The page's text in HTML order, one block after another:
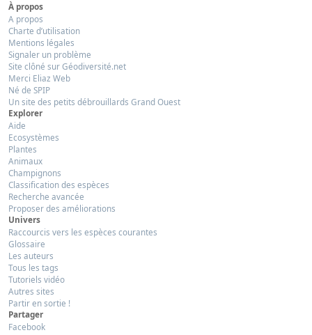
À propos
A propos
Charte d’utilisation
Mentions légales
Signaler un problème
Site clôné sur Géodiversité.net
Merci Eliaz Web
Né de SPIP
Un site des petits débrouillards Grand Ouest
Explorer
Aide
Ecosystèmes
Plantes
Animaux
Champignons
Classification des espèces
Recherche avancée
Proposer des améliorations
Univers
Raccourcis vers les espèces courantes
Glossaire
Les auteurs
Tous les tags
Tutoriels vidéo
Autres sites
Partir en sortie !
Partager
Facebook